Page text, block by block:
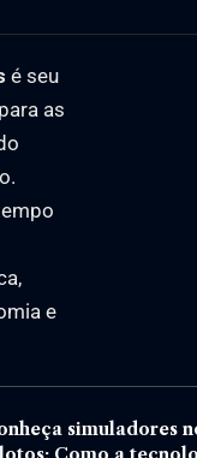
é seu
as
e
simuladores